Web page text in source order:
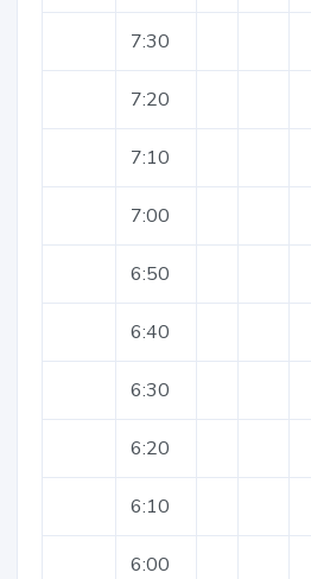
7:30
7:20
7:10
7:00
6:50
6:40
6:30
6:20
6:10
6:00